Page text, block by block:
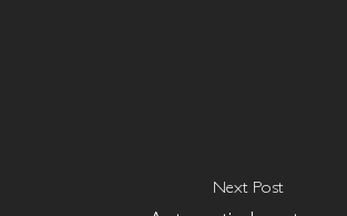
Next Post